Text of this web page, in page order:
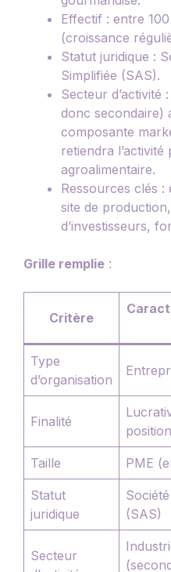
Effectif : entre
(croissance
Statut juridique :
Simplifiée (SAS).
Secteur d’activité
donc secondaire)
composante
retiendra
agroalimentaire.
Ressources clés :
site de
d’investisseurs,
Grille remplie :
Critère
Type
d’organisation
Finalité
Taille PME
Statut
juridique
(SAS)
Secteur